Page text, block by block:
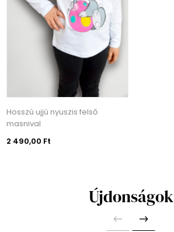
Hosszú ujjú nyuszis felső
masnival
2 490,00 Ft
Újdonságok